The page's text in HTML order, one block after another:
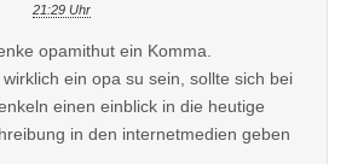
21:29 Uhr
opamithut ein Komma.
wirklich ein opa su sein, sollte sich bei
einen einblick in die heutige
in den internetmedien geben